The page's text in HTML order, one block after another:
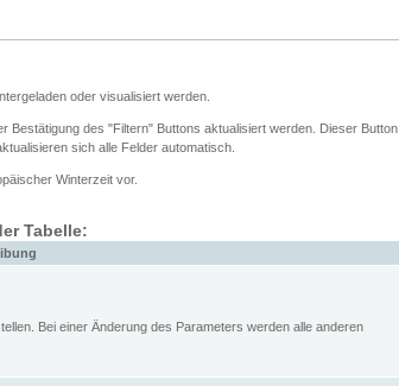
oder visualisiert werden.
des "Filtern" Buttons aktualisiert werden. Dieser Button
sich alle Felder automatisch.
Winterzeit vor.
Tabelle:
Bei einer Änderung des Parameters werden alle anderen